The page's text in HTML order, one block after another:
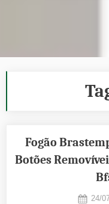
Fogão
Botões
24/